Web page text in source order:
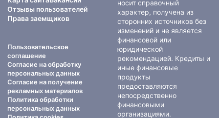
Отзывы пользователей
Права заемщиков
Пользовательское
соглашение
Согласие на обработку
персональных данных
Согласие на получение
рекламных материалов
Политика обработки
персональных данных
носит справочный
характер, получена из
сторонних источников без
изменений и не является
финансовой или
юридической
рекомендацией. Кредиты и
иные финансовые
продукты
предоставляются
непосредственно
финансовыми
организациями.